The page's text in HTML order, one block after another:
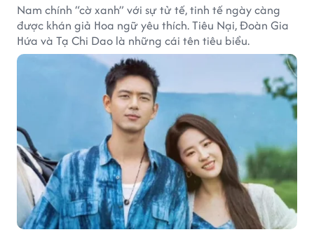
Nam chính “cờ xanh” với sự tử tế, tinh tế ngày càng
được khán giả Hoa ngữ yêu thích. Tiêu Nại, Đoàn Gia
Hứa và Tạ Chi Dao là những cái tên tiêu biểu.